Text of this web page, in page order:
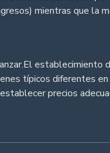
mientras que la
establecimiento
típicos diferentes
precios